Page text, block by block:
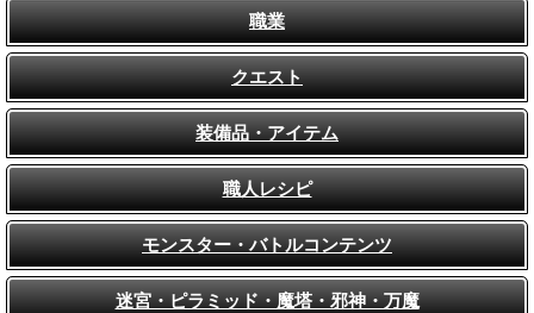
職業
クエスト
装備品・アイテム
職人レシピ
モンスター・バトルコンテンツ
迷宮・ピラミッド・魔塔・邪神・万魔